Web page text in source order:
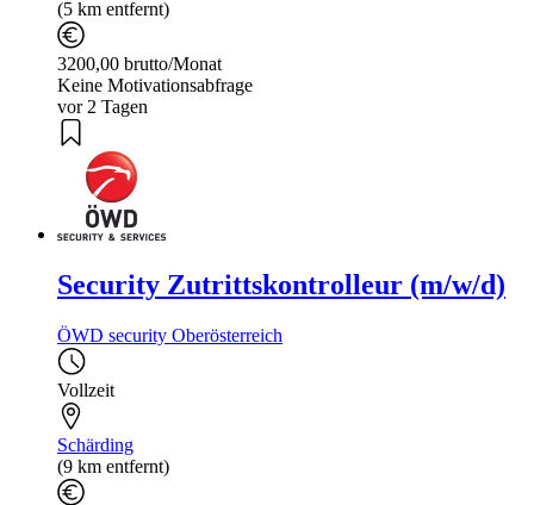
(5 km entfernt)
3200,00 brutto/Monat
Keine Motivationsabfrage
vor 2 Tagen
Security Zutrittskontrolleur (m/w/d)
ÖWD security Oberösterreich
Vollzeit
Schärding
(9 km entfernt)